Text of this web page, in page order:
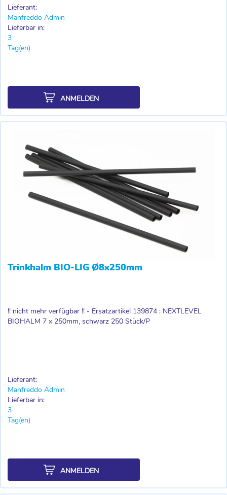
Lieferant:
Manfreddo Admin
Lieferbar in:
3
Tag(en)
ANMELDEN
Trinkhalm BIO-LIG Ø8x250mm
!! nicht mehr verfügbar !! - Ersatzartikel 139874 : NEXTLEVEL
BIOHALM 7 x 250mm, schwarz 250 Stück/P
Lieferant:
Manfreddo Admin
Lieferbar in:
3
Tag(en)
ANMELDEN